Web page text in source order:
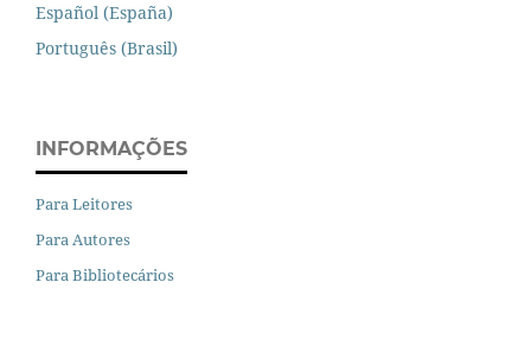
Español (España)
Português (Brasil)
INFORMAÇÕES
Para Leitores
Para Autores
Para Bibliotecários